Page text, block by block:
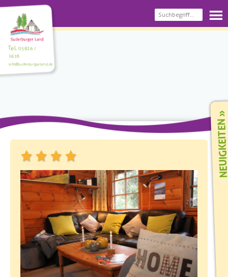
Tel.05826 /
1616
info@suderburgerland.de